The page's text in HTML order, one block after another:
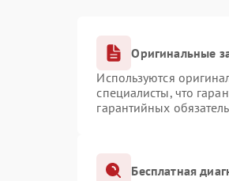
Оригинальные
Используются
специалисты, что
гарантийных
Бесплатная